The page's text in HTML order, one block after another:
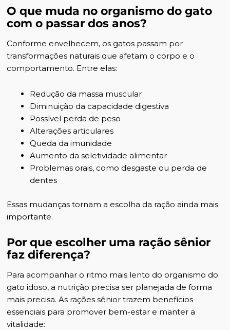
O que muda no organismo do gato
com o passar dos anos?
Conforme envelhecem, os gatos passam por
transformações naturais que afetam o corpo e o
comportamento. Entre elas:
Redução da massa muscular
Diminuição da capacidade digestiva
Possível perda de peso
Alterações articulares
Queda da imunidade
Aumento da seletividade alimentar
Problemas orais, como desgaste ou perda de
dentes
Essas mudanças tornam a escolha da ração ainda mais
importante.
Por que escolher uma ração sênior
faz diferença?
Para acompanhar o ritmo mais lento do organismo do
gato idoso, a nutrição precisa ser planejada de forma
mais precisa. As rações sênior trazem benefícios
essenciais para promover bem-estar e manter a
vitalidade: